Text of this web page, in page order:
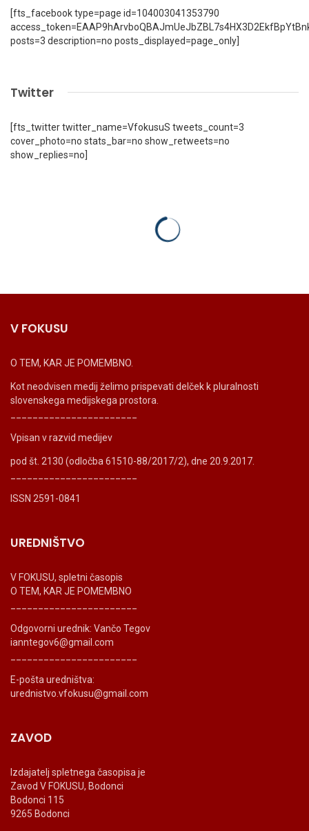
[fts_facebook type=page id=104003041353790
posts=3 description=no posts_displayed=page_only]
Twitter
[fts_twitter twitter_name=VfokusuS tweets_count=3
cover_photo=no stats_bar=no show_retweets=no
show_replies=no]
V FOKUSU
O TEM, KAR JE POMEMBNO.
Kot neodvisen medij želimo prispevati delček k pluralnosti
slovenskega medijskega prostora.
Vpisan v razvid medijev
pod št. 2130 (odločba 61510-88/2017/2), dne 20.9.2017.
ISSN 2591-0841
UREDNIŠTVO
V FOKUSU, spletni časopis
O TEM, KAR JE POMEMBNO
Odgovorni urednik: Vančo Tegov
ianntegov6@gmail.com
E-pošta uredništva:
urednistvo.vfokusu@gmail.com
ZAVOD
Izdajatelj spletnega časopisa je
Zavod V FOKUSU, Bodonci
Bodonci 115
9265 Bodonci